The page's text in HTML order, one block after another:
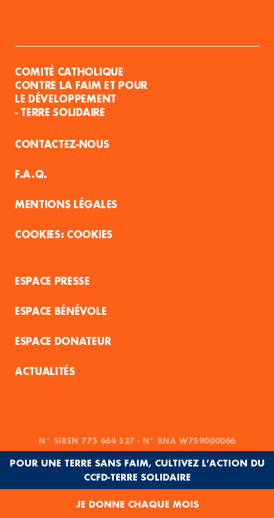
COMITÉ CATHOLIQUE
CONTRE LA FAIM ET POUR
LE DÉVELOPPEMENT
- TERRE SOLIDAIRE
CONTACTEZ-NOUS
F.A.Q.
MENTIONS LÉGALES
COOKIES
ESPACE PRESSE
ESPACE BÉNÉVOLE
ESPACE DONATEUR
ACTUALITÉS
N° SIREN 775 664 527 - N° RNA W759000066
POUR UNE TERRE SANS FAIM, CULTIVEZ L’ACTION DU
CCFD-TERRE SOLIDAIRE
JE DONNE CHAQUE MOIS